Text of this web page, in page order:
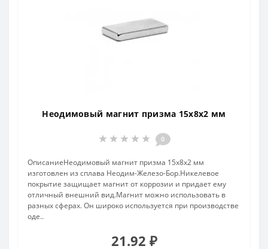
Неодимовый магнит призма 15х8х2 мм
0
ОписаниеНеодимовый магнит призма 15х8х2 мм
изготовлен из сплава Неодим-Железо-Бор.Никелевое
покрытие защищает магнит от коррозии и придает ему
отличный внешний вид.Магнит можно использовать в
разных сферах. Он широко используется при производстве
оде..
21.92 ₽